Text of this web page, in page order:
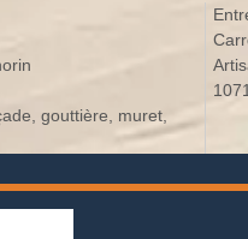
gouttière, muret,
1071